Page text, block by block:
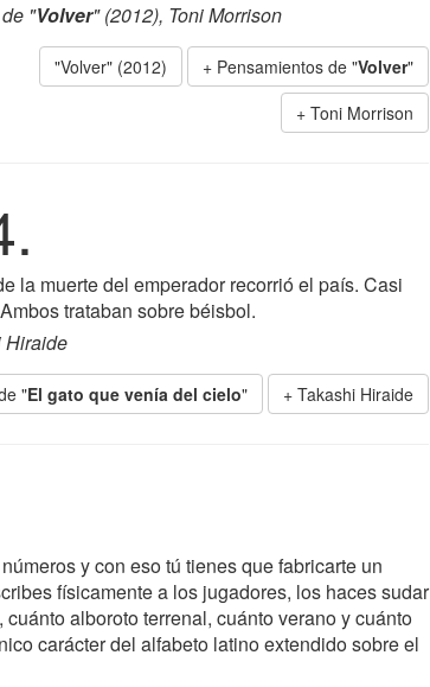
"Volver" (2012), Toni Morrison
"Volver" (2012) + Pensamientos de "Volver"
Toni Morrison
la muerte del emperador recorrió el país. Casi
trataban sobre béisbol.
Hiraide
"El gato que venía del cielo" Takashi Hiraide
y con eso tú tienes que fabricarte un
físicamente a los jugadores, los haces sudar
alboroto terrenal, cuánto verano y cuánto
carácter del alfabeto latino extendido sobre el